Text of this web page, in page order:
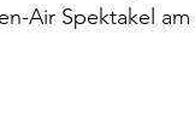
Air Spektakel